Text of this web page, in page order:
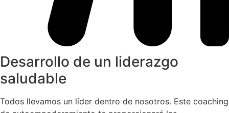
Desarrollo de un liderazgo
saludable
Todos llevamos un líder dentro de nosotros. Este coaching